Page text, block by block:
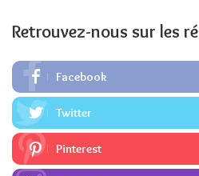
Retrouvez-nous sur les
Facebook
Twitter
Pinterest